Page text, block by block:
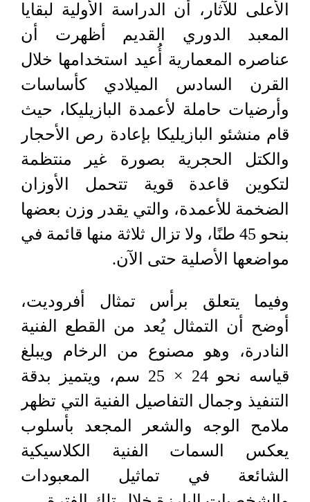
الأعلى للآثار، أن الدراسة الأولية لبقايا
المعبد الدوري القديم أظهرت أن
عناصره المعمارية أُعيد استخدامها خلال
القرن السادس الميلادي كأساسات
وأرضيات حاملة لأعمدة البازيليكا، حيث
قام منشئو البازيليكا بإعادة رص الأحجار
والكتل الحجرية بصورة غير منتظمة
لتكوين قاعدة قوية تتحمل الأوزان
الضخمة للأعمدة، والتي يقدر وزن بعضها
بنحو 45 طنًا، ولا تزال ثلاثة منها قائمة في
مواضعها الأصلية حتى الآن.
وفيما يتعلق برأس تمثال أفروديت،
أوضح أن التمثال يُعد من القطع الفنية
النادرة، وهو مصنوع من الرخام ويبلغ
قياسه نحو 24 × 25 سم، ويتميز بدقة
التنفيذ وجمال التفاصيل الفنية التي تظهر
ملامح الوجه والشعر المجعد بأسلوب
يعكس السمات الفنية الكلاسيكية
الشائعة في تماثيل المعبودات